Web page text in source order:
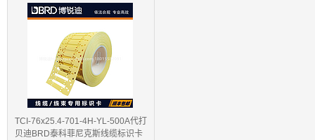
TCI-76x25.4-701-4H-YL-500A代打
贝迪BRD泰科菲尼克斯线缆标识卡